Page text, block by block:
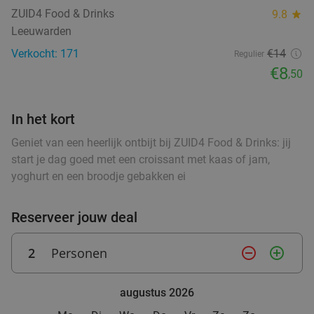
Wandel- of fietsarrangement incl. koffie/thee +
gebak + 2-gangenlunch
De Veenhoop
Verkocht: 389 Regulier €24,25
€12,50
46%
Italiaans 2-gangen keuzediner bij Pizzeria La
Copita
Pizzeria La Copita 9.3star
ZUID4 Food & Drinks 9.8 star
Leeuwarden
Verkocht: 171
Regulier €14
€8,50
In het kort
Geniet van een heerlijk ontbijt bij ZUID4 Food & Drinks: jij
start je dag goed met een croissant met kaas of jam,
yoghurt en een broodje gebakken ei
Reserveer jouw deal
2 Personen remove_circle_outline add_circle_outline
augustus 2026